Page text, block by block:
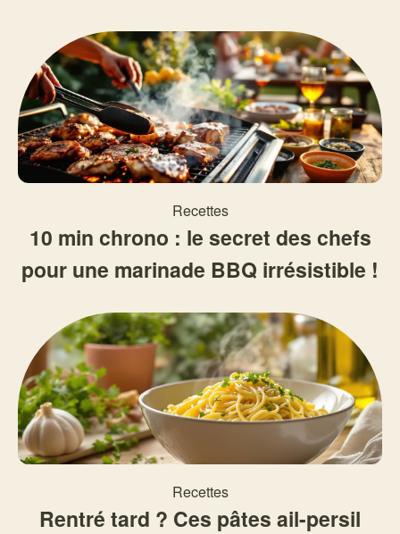
Recettes
10 min chrono : le secret des chefs
pour une marinade BBQ irrésistible !
Recettes
Rentré tard ? Ces pâtes ail-persil